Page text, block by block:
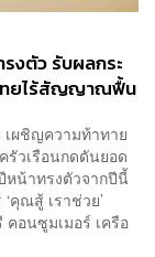
งตัว รับผลกระ
ทยไร้สัญญาณฟื้น
เผชิญความท้าทาย
วเรือนกดดันยอด
หน้าทรงตัวจากปีนี้
คุณสู้ เราช่วย’
อนซูมเมอร์ เครือ